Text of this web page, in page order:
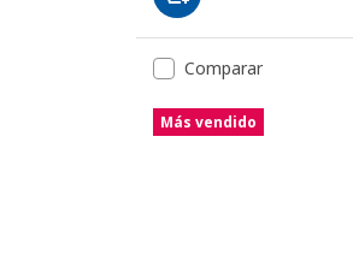
Comparar
Más vendido